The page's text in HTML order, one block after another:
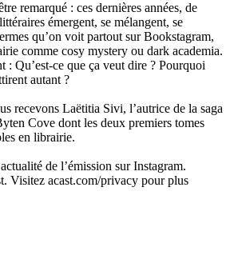
remarqué : ces dernières années, de
émergent, se mélangent, se
qu’on voit partout sur Bookstagram,
comme cosy mystery ou dark academia.
: Qu’est-ce que ça veut dire ? Pourquoi
autant ?
recevons Laëtitia Sivi, l’autrice de la saga
Cove dont les deux premiers tomes
en librairie.
de l’émission sur Instagram.
Visitez acast.com/privacy pour plus